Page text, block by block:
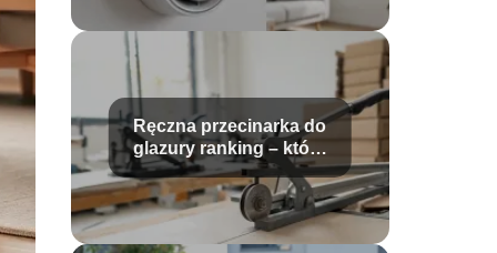
Ręczna przecinarka do
glazury ranking – które
modele wybrać?